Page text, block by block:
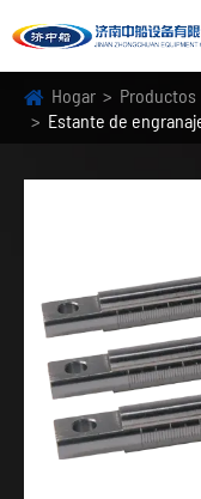
Hogar Productos
Estante de